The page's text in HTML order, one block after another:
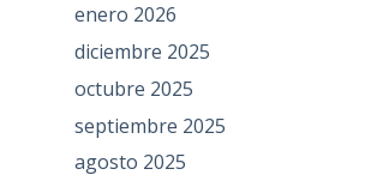
enero 2026
diciembre 2025
octubre 2025
septiembre 2025
agosto 2025